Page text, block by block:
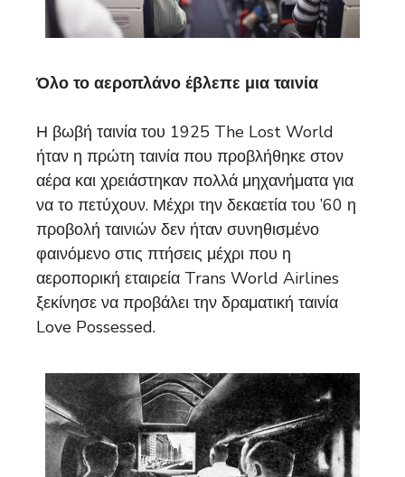
Όλο το αεροπλάνο έβλεπε μια ταινία
Η βωβή ταινία του 1925 The Lost World
ήταν η πρώτη ταινία που προβλήθηκε στον
αέρα και χρειάστηκαν πολλά μηχανήματα για
να το πετύχουν. Μέχρι την δεκαετία του ’60 η
προβολή ταινιών δεν ήταν συνηθισμένο
φαινόμενο στις πτήσεις μέχρι που η
αεροπορική εταιρεία Trans World Airlines
ξεκίνησε να προβάλει την δραματική ταινία
Love Possessed.